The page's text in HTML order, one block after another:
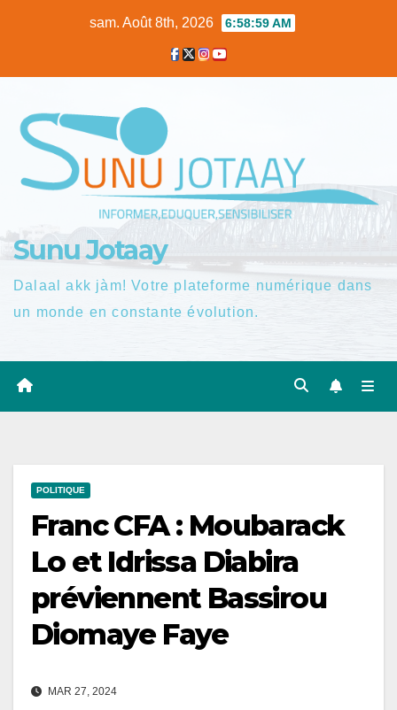
sam. Août 8th, 2026 6:59:00 AM
Sunu Jotaay
Dalaal akk jàm! Votre plateforme numérique dans
un monde en constante évolution.
POLITIQUE
Franc CFA : Moubarack
Lo et Idrissa Diabira
préviennent Bassirou
Diomaye Faye
MAR 27, 2024